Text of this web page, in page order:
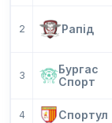
2 Рапід
3
Бургас
Спорт
4 Спортул